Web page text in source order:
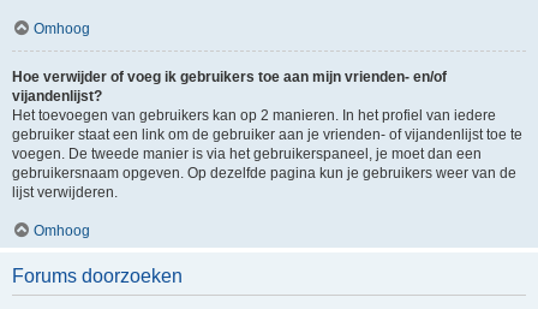
Omhoog
Hoe verwijder of voeg ik gebruikers toe aan mijn vrienden- en/of
vijandenlijst?
Het toevoegen van gebruikers kan op 2 manieren. In het profiel van iedere
gebruiker staat een link om de gebruiker aan je vrienden- of vijandenlijst toe te
voegen. De tweede manier is via het gebruikerspaneel, je moet dan een
gebruikersnaam opgeven. Op dezelfde pagina kun je gebruikers weer van de
lijst verwijderen.
Omhoog
Forums doorzoeken